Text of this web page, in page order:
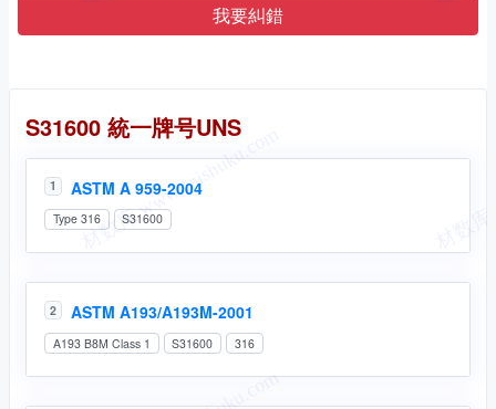
我要糾錯
統一牌号
S31600 統一牌号UNS
1 ASTM A 959-2004
Type 316 S31600
2 ASTM A193/A193M-2001
A193 B8M Class 1 S31600 316